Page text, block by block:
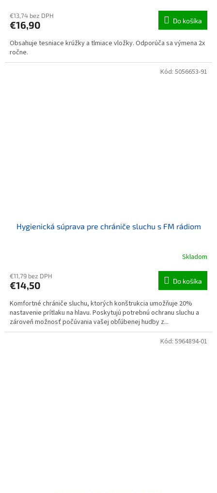
€13,74 bez DPH
€16,90 Do košíka
Obsahuje tesniace krúžky a tlmiace vložky. Odporúča sa výmena 2x
ročne.
Hygienická súprava pre chrániče sluchu s FM rádiom
Skladom
€11,79 bez DPH
€14,50 Do košíka
Komfortné chrániče sluchu, ktorých konštrukcia umožňuje 20%
nastavenie prítlaku na hlavu. Poskytujú potrebnú ochranu sluchu a
zároveň možnosť počúvania vašej obľúbenej hudby z...
Kód: 5056653-91
Kód: 5964894-01